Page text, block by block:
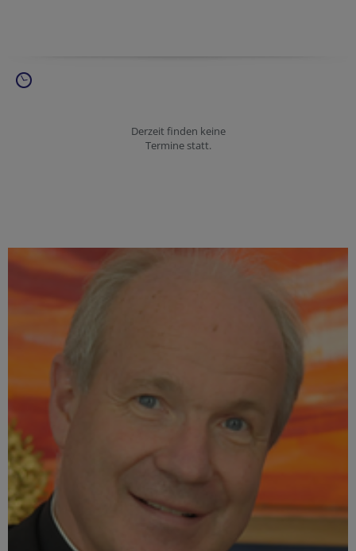
Derzeit finden keine
Termine statt.